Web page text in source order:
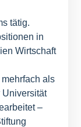
tätig.
in
Wirtschaft
als
Universität
–